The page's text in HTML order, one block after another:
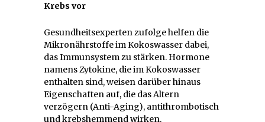
Krebs vor
Gesundheitsexperten zufolge helfen die
Mikronährstoffe im Kokoswasser dabei,
das Immunsystem zu stärken. Hormone
namens Zytokine, die im Kokoswasser
enthalten sind, weisen darüber hinaus
Eigenschaften auf, die das Altern
verzögern (Anti-Aging), antithrombotisch
und krebshemmend wirken.